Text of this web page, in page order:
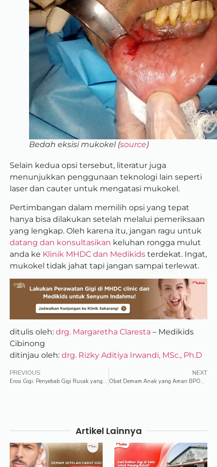
Bedah eksisi mukokel (source)
Selain kedua opsi tersebut, literatur juga
menunjukkan penggunaan teknologi lain seperti
laser dan cauter untuk mengatasi mukokel.
Pertimbangan dalam memilih opsi yang tepat
hanya bisa dilakukan setelah melalui pemeriksaan
yang lengkap. Oleh karena itu, jangan ragu untuk
datang dan konsultasikan keluhan rongga mulut
anda ke Klinik MHDC dan Medikids terdekat. Ingat,
mukokel tidak jahat tapi jangan sampai terlewat.
ditulis oleh: drg. Margaretha Claresta – Medikids
Cibinong
ditinjau oleh: drg. Rizky Aditiya Irwandi, MSc., Ph.D
PREVIOUS
Erosi Gigi: Penyebab Gigi Rusak yang Sering Disepelekan
NEXT
Obat Demam Anak yang Aman BPOM: Panduan Orang Tua
Artikel Lainnya